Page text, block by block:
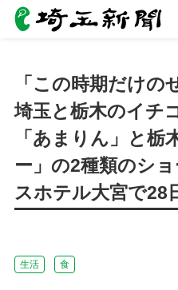
「この時期だけの
埼玉と栃木のイチ
「あまりん」と栃
ー」の2種類のシ
スホテル大宮で28
生活 食